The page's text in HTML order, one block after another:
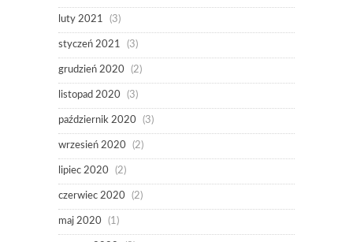
luty 2021 (3)
styczeń 2021 (3)
grudzień 2020 (2)
listopad 2020 (3)
październik 2020 (3)
wrzesień 2020 (2)
lipiec 2020 (2)
czerwiec 2020 (2)
maj 2020 (1)